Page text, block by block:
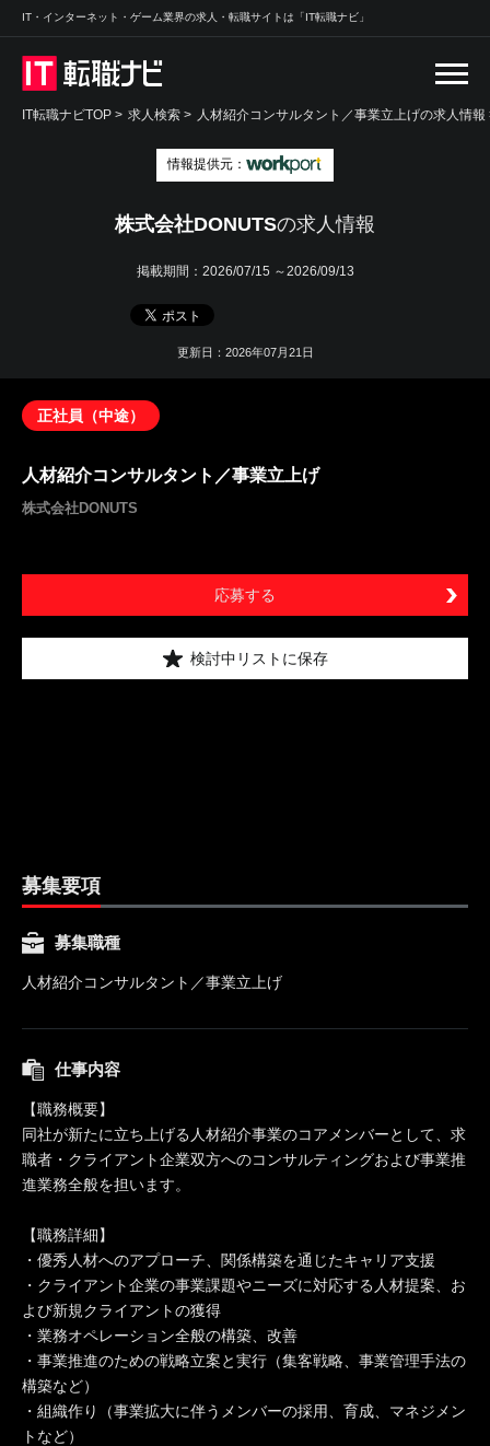
IT・インターネット・ゲーム業界の求人・転職サイトは「IT転職ナビ」
IT転職ナビTOP > 求人検索 > 人材紹介コンサルタント／事業立上げの求人情報
情報提供元：
株式会社DONUTSの求人情報
掲載期間： 2026/07/15 ～2026/09/13
更新日：2026年07月21日
正社員（中途）
人材紹介コンサルタント／事業立上げ
株式会社DONUTS
応募する
検討中リストに保存
募集要項
募集職種
人材紹介コンサルタント／事業立上げ
仕事内容
【職務概要】
同社が新たに立ち上げる人材紹介事業のコアメンバーとして、求
職者・クライアント企業双方へのコンサルティングおよび事業推
進業務全般を担います。
【職務詳細】
・優秀人材へのアプローチ、関係構築を通じたキャリア支援
・クライアント企業の事業課題やニーズに対応する人材提案、お
よび新規クライアントの獲得
・業務オペレーション全般の構築、改善
・事業推進のための戦略立案と実行（集客戦略、事業管理手法の
構築など）
・組織作り（事業拡大に伴うメンバーの採用、育成、マネジメン
トなど）